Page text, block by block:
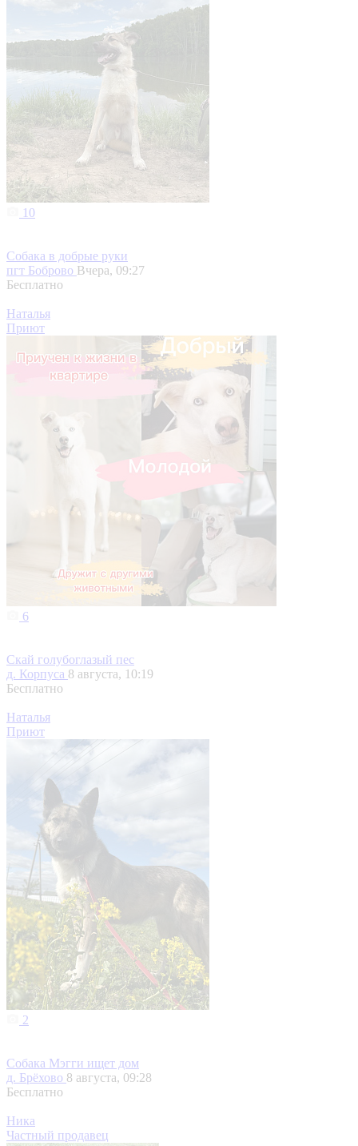
10
Собака в добрые руки
пгт Боброво Вчера, 09:27
Бесплатно
Наталья
Приют
6
Скай голубоглазый пес
д. Корпуса 8 августа, 10:19
Бесплатно
Наталья
Приют
2
Собака Мэгги ищет дом
д. Брёхово 8 августа, 09:28
Бесплатно
Ника
Частный продавец